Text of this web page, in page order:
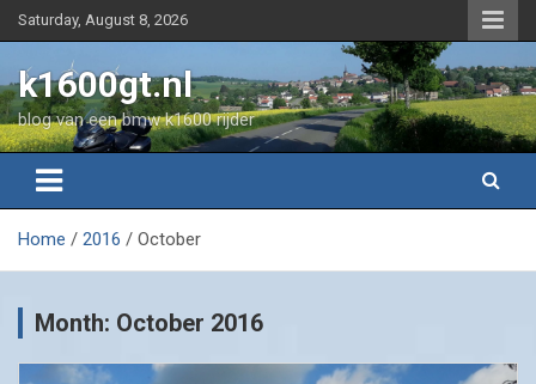
Skip
to
Saturday, August 8, 2026
k1600gt.nl
blog van een bmw k1600 rijder
Home 2016 October
Month: October 2016